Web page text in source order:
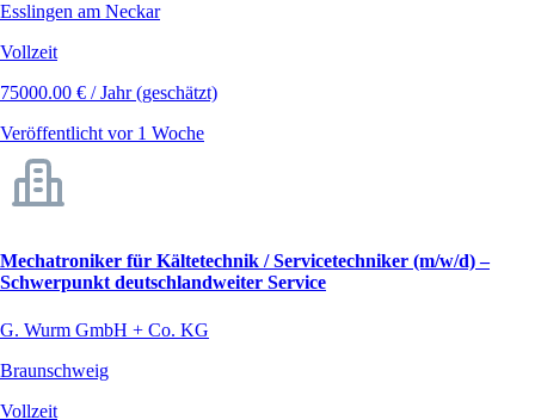
Esslingen am Neckar
Vollzeit
75000.00 € / Jahr (geschätzt)
Veröffentlicht vor 1 Woche
Mechatroniker für Kältetechnik / Servicetechniker (m/w/d) –
Schwerpunkt deutschlandweiter Service
G. Wurm GmbH + Co. KG
Braunschweig
Vollzeit